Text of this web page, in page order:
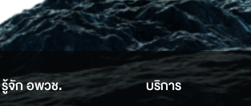
รู้จัก อพวช. บริการ